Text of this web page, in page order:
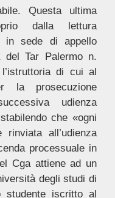
Questa ultima
dalla lettura
in sede di appello
del Tar Palermo n.
di cui al
prosecuzione
udienza
che «ogni
all’udienza
processuale in
Cga attiene ad un
degli studi di
studente iscritto al